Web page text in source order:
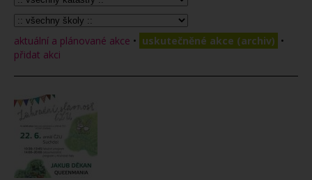
aktuální a plánované akce • uskutečněné akce (archiv) •
přidat akci